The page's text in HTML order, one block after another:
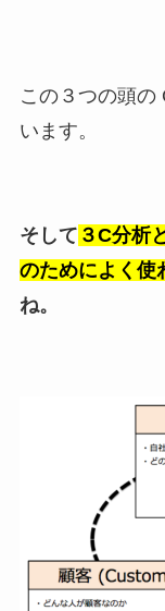
この３つの頭の
います。
そして ３C分析
のためによく使
ね。